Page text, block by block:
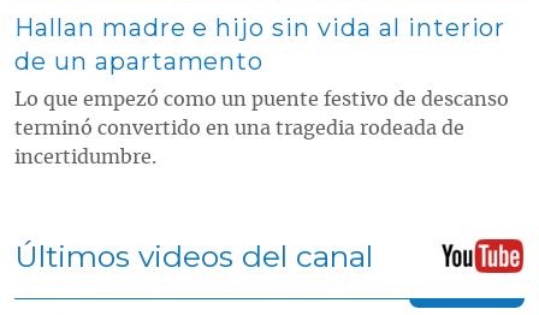
Hallan madre e hijo sin vida al interior
de un apartamento
Lo que empezó como un puente festivo de descanso
terminó convertido en una tragedia rodeada de
incertidumbre.
Últimos videos del canal